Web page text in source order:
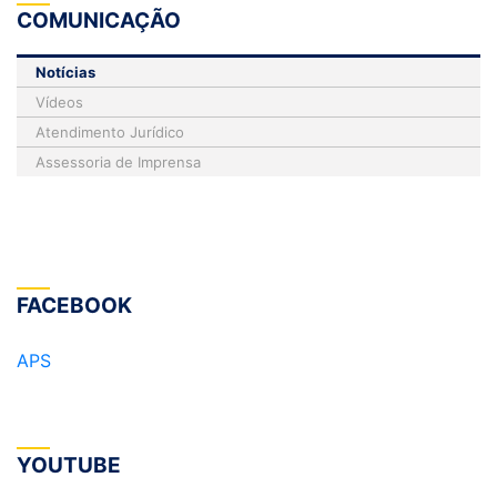
COMUNICAÇÃO
Notícias
Vídeos
Atendimento Jurídico
Assessoria de Imprensa
FACEBOOK
APS
YOUTUBE